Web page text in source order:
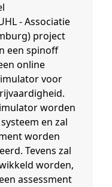
- Associatie
project
een spinoff
online
voor
worden
en zal
worden
Tevens zal
worden,
assessment